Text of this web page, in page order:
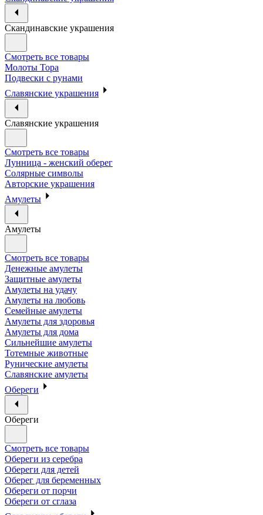
Скандинавские украшения
Смотреть все товары
Молоты Тора
Подвески с рунами
Славянские украшения
Славянские украшения
Смотреть все товары
Лунница - женский оберег
Солярные символы
Авторские украшения
Амулеты
Амулеты
Смотреть все товары
Денежные амулеты
Защитные амулеты
Амулеты на удачу
Амулеты на любовь
Семейные амулеты
Амулеты для здоровья
Амулеты для дома
Сильнейшие амулеты
Тотемные животные
Рунические амулеты
Славянские амулеты
Обереги
Обереги
Смотреть все товары
Обереги из серебра
Обереги для детей
Оберег для беременных
Обереги от порчи
Обереги от сглаза